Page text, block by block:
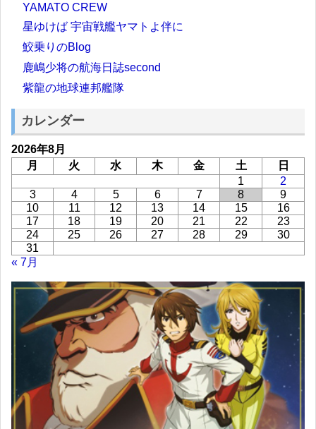
YAMATO CREW
星ゆけば 宇宙戦艦ヤマトよ伴に
鮫乗りのBlog
鹿嶋少将の航海日誌second
紫龍の地球連邦艦隊
カレンダー
2026年8月
月
火 水 木 金 土
日
1
2
3
4 5 6 7 8
9
10
11 12 13 14 15
16
17
18 19 20 21 22
23
24
25 26 27 28 29
30
31
« 7月